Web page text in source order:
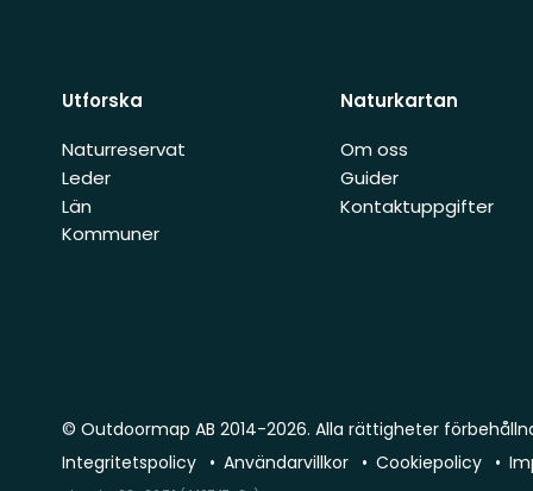
Utforska
Naturreservat
Leder
Län
Kommuner
Naturkartan
Om oss
Guider
Kontaktuppgifter
© Outdoormap AB 2014-2026. Alla rättigheter
Integritetspolicy
Användarvillkor Cookiepolicy